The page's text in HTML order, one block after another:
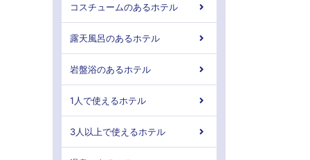
コスチュームのあるホテル
露天風呂のあるホテル
岩盤浴のあるホテル
1人で使えるホテル
3人以上で使えるホテル